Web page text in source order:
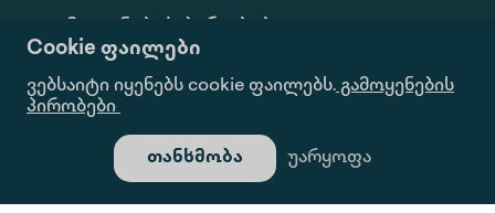
Cookie ფაილები
ვებსაიტი იყენებს cookie ფაილებს.გამოყენების
პირობები
უარყოფა
თანხმობა
Კონფ. Პოლიტიკა
Ინფორმაციის Მოთხოვნა
Გალერეა